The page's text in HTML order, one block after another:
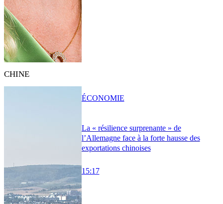
CHINE
La « résilience surprenante » de
l’Allemagne face à la forte hausse des
exportations chinoises
15:17
ÉCONOMIE